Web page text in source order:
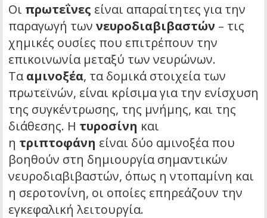
Οι πρωτεΐνες είναι απαραίτητες για την
παραγωγή των νευροδιαβιβαστών – τις
χημικές ουσίες που επιτρέπουν την
επικοινωνία μεταξύ των νευρώνων.
Τα αμινοξέα, τα δομικά στοιχεία των
πρωτεϊνών, είναι κρίσιμα για την ενίσχυση
της συγκέντρωσης, της μνήμης, και της
διάθεσης. Η τυροσίνη και
η τριπτοφάνη είναι δύο αμινοξέα που
βοηθούν στη δημιουργία σημαντικών
νευροδιαβιβαστών, όπως η ντοπαμίνη και
η σεροτονίνη, οι οποίες επηρεάζουν την
εγκεφαλική λειτουργία.